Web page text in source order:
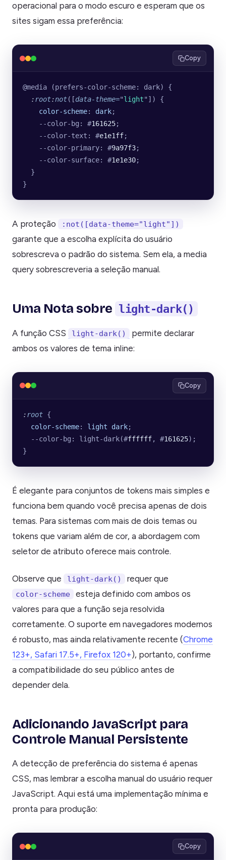
operacional para o modo escuro e esperam que os
sites sigam essa preferência:
Copy
@media (prefers-color-scheme: dark) {
  :
root:not([data-theme="light" ]) {
    color-scheme
: dark;
    --color-bg: #
161625;
    --color-text: #
e1e1ff;
    --color-primary: #
9a97f3;
    --color-surface: #
1e1e30;
  }
}
A proteção :not([data-theme="light"])
garante que a escolha explícita do usuário
sobrescreva o padrão do sistema. Sem ela, a media
query sobrescreveria a seleção manual.
Uma Nota sobre light-dark()
A função CSS light-dark()
permite declarar
ambos os valores de tema inline:
Copy
:root {
  color-scheme
: light dark;
  --color-bg: light-dark(#
ffffff, #161625);
}
É elegante para conjuntos de tokens mais simples e
funciona bem quando você precisa apenas de dois
temas. Para sistemas com mais de dois temas ou
tokens que variam além de cor, a abordagem com
seletor de atributo oferece mais controle.
Observe que light-dark() requer que
color-scheme
esteja definido com ambos os
valores para que a função seja resolvida
corretamente. O suporte em navegadores modernos
é robusto, mas ainda relativamente recente (Chrome
123+, Safari 17.5+, Firefox 120+), portanto, confirme
a compatibilidade do seu público antes de
depender dela.
Adicionando JavaScript para
Controle Manual Persistente
A detecção de preferência do sistema é apenas
CSS, mas lembrar a escolha manual do usuário requer
JavaScript. Aqui está uma implementação mínima e
pronta para produção:
Copy